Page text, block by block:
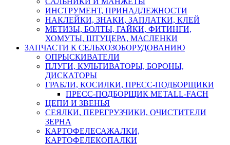
ИНСТРУМЕНТ, ПРИНАДЛЕЖНОСТИ
НАКЛЕЙКИ, ЗНАКИ, ЗАПЛАТКИ, КЛЕЙ
МЕТИЗЫ, БОЛТЫ, ГАЙКИ, ФИТИНГИ,
ХОМУТЫ, ШТУЦЕРА, МАСЛЕНКИ
ЗАПЧАСТИ К СЕЛЬХОЗОБОРУДОВАНИЮ
ОПРЫСКИВАТЕЛИ
ПЛУГИ, КУЛЬТИВАТОРЫ, БОРОНЫ,
ДИСКАТОРЫ
ГРАБЛИ, КОСИЛКИ, ПРЕСС-ПОДБОРЩИКИ
ПРЕСС-ПОДБОРЩИК METALL-FACH
ЦЕПИ И ЗВЕНЬЯ
СЕЯЛКИ, ПЕРЕГРУЗЧИКИ, ОЧИСТИТЕЛИ
ЗЕРНА
КАРТОФЕЛЕСАЖАЛКИ,
КАРТОФЕЛЕКОПАЛКИ